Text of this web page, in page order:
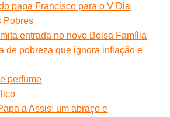
papa Francisco para o V Dia
Pobres
entrada no novo Bolsa Família
de pobreza que ignora inflação e
perfume
a Assis: um abraço e